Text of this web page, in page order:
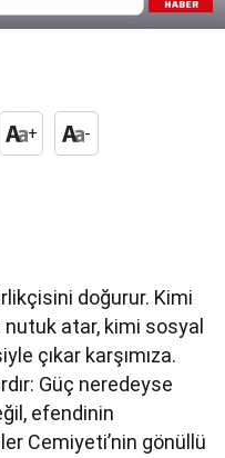
+ -
doğurur. Kimi
atar, kimi sosyal
çıkar karşımıza.
Güç neredeyse
efendinin
Cemiyeti’nin gönüllü